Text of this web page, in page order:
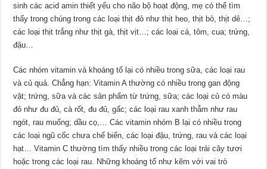
sinh các acid amin thiết yếu cho não bộ hoạt động, mẹ có thể tìm
thấy trong chúng trong các loại thịt đỏ như thịt heo, thịt bò, thịt dê…;
các loại thịt trắng như thịt gà, thịt vịt…; các loại cá, tôm, cua; trứng,
đậu…
Các nhóm vitamin và khoáng tố lại có nhiều trong sữa, các loại rau
và củ quả. Chẳng hạn: Vitamin A thường có nhiều trong gan động
vật; trứng, sữa và các sản phẩm từ trứng, sữa; các loại củ có màu
đỏ như đu đủ, cà rốt, đu đủ, gấc; các loại rau xanh thẫm như rau
ngót, rau muống; dầu cọ,… Các vitamin nhóm B lại có nhiều trong
các loại ngũ cốc chưa chế biến, các loại đậu, trứng, rau và các loại
hạt… Vitamin C thường tìm thấy nhiều trong các loại trái cây tươi
hoặc trong các loại rau. Những khoáng tố như kẽm với vai trò